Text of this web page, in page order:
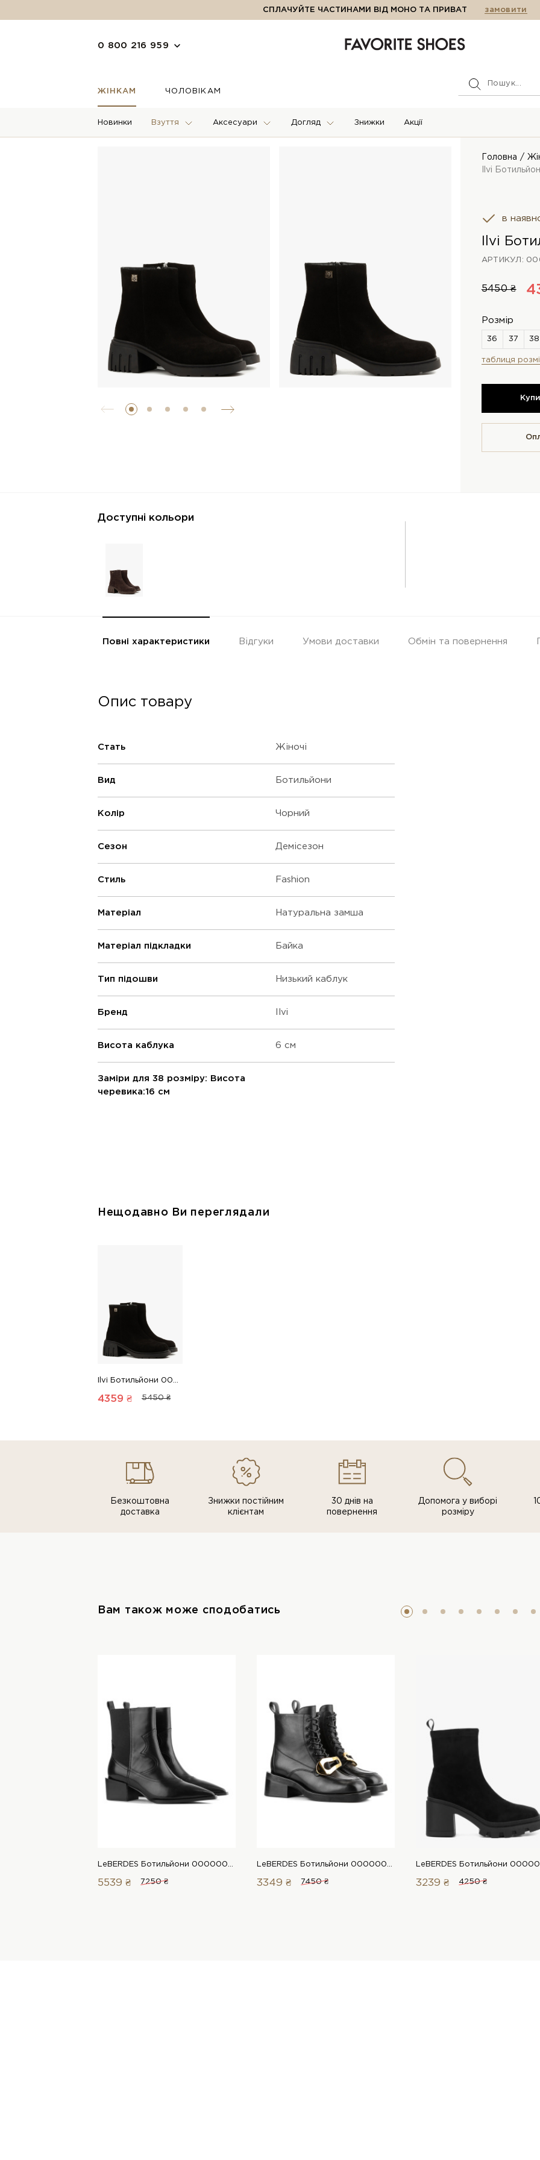
СПЛАЧУЙТЕ ЧАСТИНАМИ ВІД МОНО ТА ПРИВАТ замовити
0 800 216 959
ЖІНКАМ ЧОЛОВІКАМ
Новинки Взуття Аксесуари Догляд Знижки Акції
Головна
Ilvi
в
Ilvi
АРТИКУЛ:
5450 ₴
Розмір
таблиця
Доступні кольори
Повні характеристики Відгуки Умови доставки Обмін та повернення
Опис товару
Стать Жіночі
Вид Ботильйони
Колір Чорний
Сезон Демісезон
Стиль Fashion
Матеріал Натуральна замша
Матеріал підкладки Байка
Тип підошви Низький каблук
Бренд Ilvi
Висота каблука 6 см
Заміри для 38 розміру: Висота
черевика:16 см
Нещодавно Ви переглядали
4359 ₴ 5450 ₴
Безкоштовна
доставка
Знижки постiйним
клiєнтам
30 днів на
повернення
Допомога у виборі
розміру
Вам також може сподобатись
LeBERDES Ботильйони 00000015463 1 Магазин взуття “Favorite Shoes”
5539 ₴ 7250 ₴
LeBERDES Ботильйони 00000015260 1 Магазин взуття “Favorite Shoes”
3349 ₴ 7450 ₴ 3239 ₴ 4250 ₴